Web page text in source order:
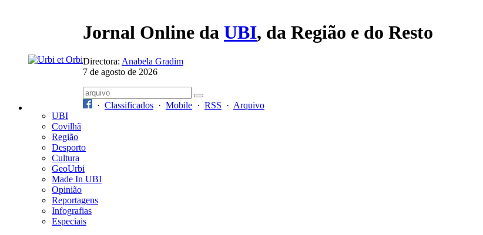
Jornal Online da UBI, da Região e do Resto
Directora: Anabela Gradim
7 de agosto de 2026
· Classificados · Mobile · RSS · Arquivo
UBI
Covilhã
Região
Desporto
Cultura
GeoUrbi
Made In UBI
Opinião
Reportagens
Infografias
Especiais